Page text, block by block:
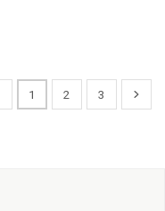
1 2 3